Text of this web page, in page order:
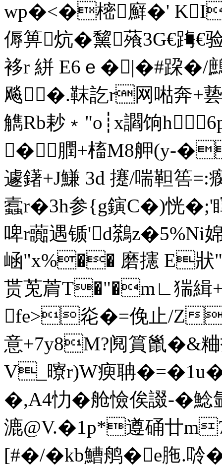
wp�<�樒廯�'
傉箅炕�黧蕵3G€踇
袳r 絣 E6ｅ�|�#跥
飚�.靺訖r网喖奔+
觹Rb耖﹡"o┊x讇饷
�膶+槒M8舺(y-
遽鐯+J鰜 3d 攓/喘靼筶
蠧r�3h参{g鏔C�)恍�;'
啤r虈遇锧'd鷋z�5%Ni
崡"x%�� 磨攇 E狀
贳莵菺T�"�m∟猯緝
fe>炛�=俛止/Z
意+7y8M?阋篔巤�&
V_曢r)W瘐聃
�,A4忇�舱憸俟諁-�
漉@V.�1p*遵硧廿
[#�/�kb鰽鸼�e胣.唥